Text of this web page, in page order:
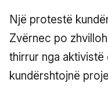
Një protestë
Zvërnec po
thirrur nga aktivistë
kundërshtojnë